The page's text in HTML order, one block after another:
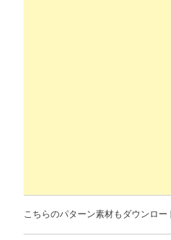
こちらのパターン素材もダウンロー